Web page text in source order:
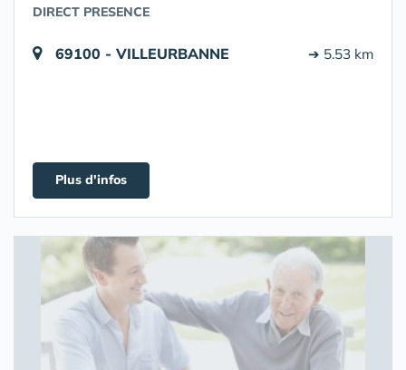
DIRECT PRESENCE
69100 - VILLEURBANNE ➔ 5.53 km
Plus d'infos